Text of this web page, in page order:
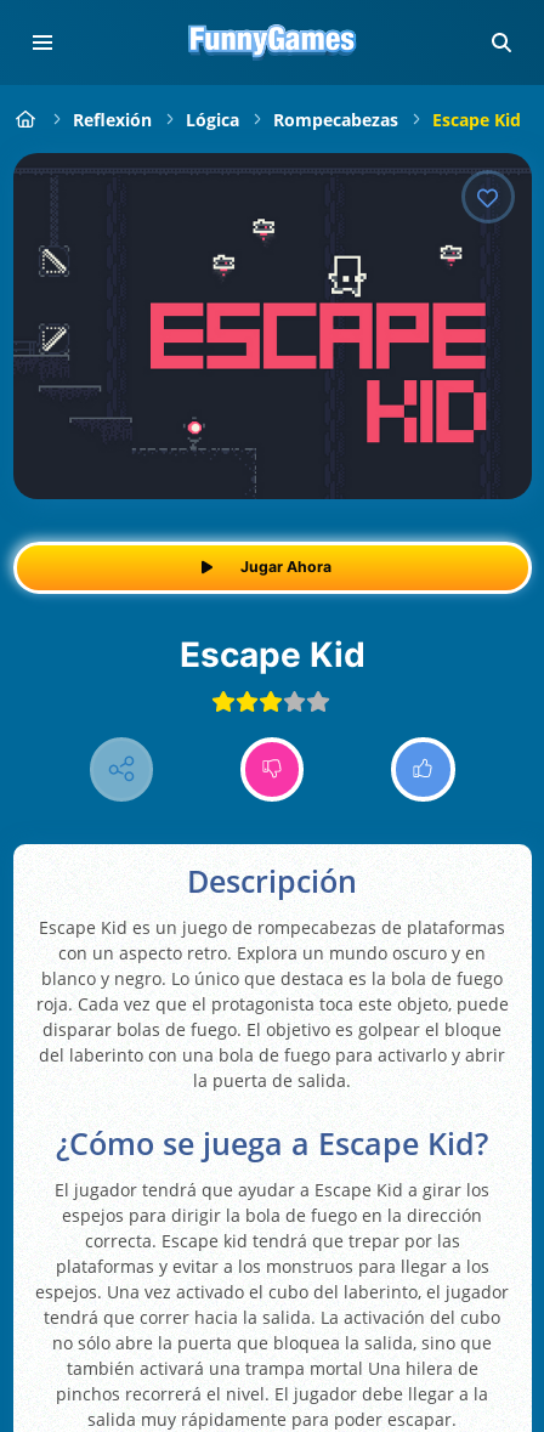
Reflexión Lógica Rompecabezas Escape Kid
Jugar Ahora
Escape Kid
Descripción
Escape Kid es un juego de rompecabezas de plataformas
con un aspecto retro. Explora un mundo oscuro y en
blanco y negro. Lo único que destaca es la bola de fuego
roja. Cada vez que el protagonista toca este objeto, puede
disparar bolas de fuego. El objetivo es golpear el bloque
del laberinto con una bola de fuego para activarlo y abrir
la puerta de salida.
¿Cómo se juega a Escape Kid?
El jugador tendrá que ayudar a Escape Kid a girar los
espejos para dirigir la bola de fuego en la dirección
correcta. Escape kid tendrá que trepar por las
plataformas y evitar a los monstruos para llegar a los
espejos. Una vez activado el cubo del laberinto, el jugador
tendrá que correr hacia la salida. La activación del cubo
no sólo abre la puerta que bloquea la salida, sino que
también activará una trampa mortal Una hilera de
pinchos recorrerá el nivel. El jugador debe llegar a la
salida muy rápidamente para poder escapar.